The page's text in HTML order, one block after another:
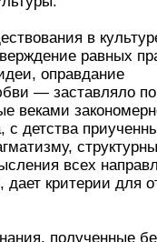
в
равных
оправдание
— заставляло
веками
с детства
всех
дает критерии для
полученные